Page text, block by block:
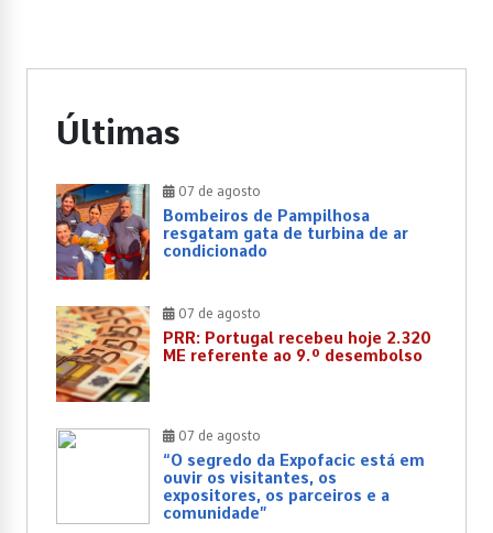
Últimas
07 de agosto
Bombeiros de Pampilhosa
resgatam gata de turbina de ar
condicionado
07 de agosto
PRR: Portugal recebeu hoje 2.320
ME referente ao 9.º desembolso
07 de agosto
“O segredo da Expofacic está em
ouvir os visitantes, os
expositores, os parceiros e a
comunidade”